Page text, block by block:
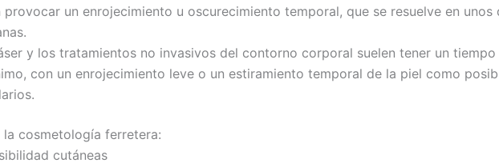
provocar un enrojecimiento u oscurecimiento temporal, que se resuelve en unos
y los tratamientos no invasivos del contorno corporal suelen tener un tiempo
con un enrojecimiento leve o un estiramiento temporal de la piel como
cosmetología ferretera:
cutáneas